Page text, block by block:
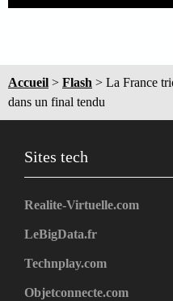
Accueil > Flash > La France
dans un final tendu
Sites tech
Realite-Virtuelle.com
LeBigData.fr
Technplay.com
Objetconnecte.com